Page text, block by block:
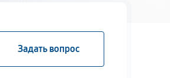
Задать вопрос